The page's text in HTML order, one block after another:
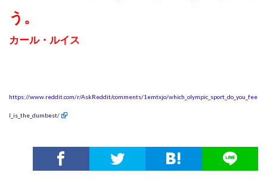
う。
カール・ルイス
https://www.reddit.com/r/AskReddit/comments/1emtxjo/which_olympic_sport_do_you_fee
l_is_the_dumbest/